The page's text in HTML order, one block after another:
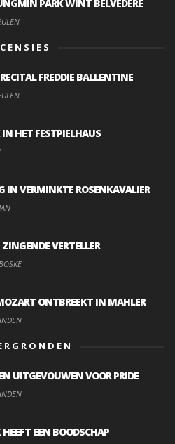
PARK WINT BELVEDERE
FREDDIE BALLENTINE
HET FESTPIELHAUS
IN VERMINKTE ROSENKAVALIER
VERTELLER
ONTBREEKT IN MAHLER
UITGEVOUWEN VOOR PRIDE
EEN BOODSCHAP